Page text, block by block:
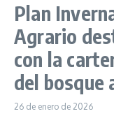
Plan
Agrario
con la
del bosque
26 de enero de 2026